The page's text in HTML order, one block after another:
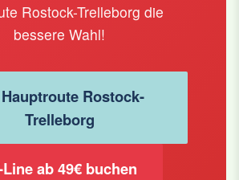
Rostock-Trelleborg die
bessere Wahl!
Rostock-
Trelleborg
Line ab 49€ buchen